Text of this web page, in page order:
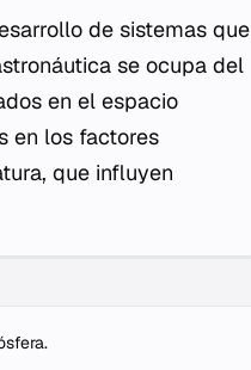
de sistemas que
se ocupa del
en el espacio
en los factores
que influyen